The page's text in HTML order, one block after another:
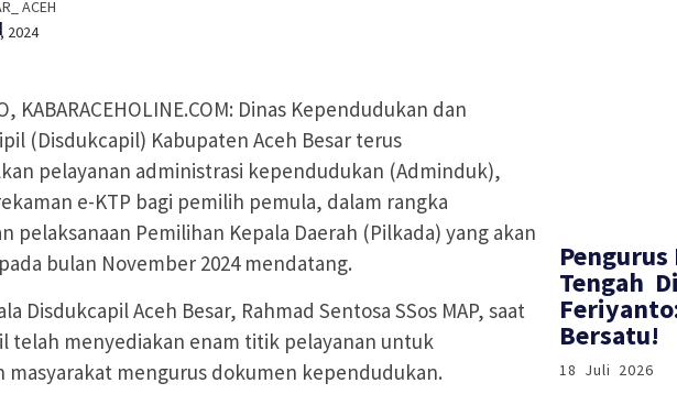
2024
KABARACEHOLINE.COM: Dinas Kependudukan dan
(Disdukcapil) Kabupaten Aceh Besar terus
pelayanan administrasi kependudukan (Adminduk),
e-KTP bagi pemilih pemula, dalam rangka
pelaksanaan Pemilihan Kepala Daerah (Pilkada) yang akan
bulan November 2024 mendatang.
Disdukcapil Aceh Besar, Rahmad Sentosa SSos MAP, saat
telah menyediakan enam titik pelayanan untuk
masyarakat mengurus dokumen kependudukan.
‎Pengurus
Tengah
Bersatu!
18 Juli 2026